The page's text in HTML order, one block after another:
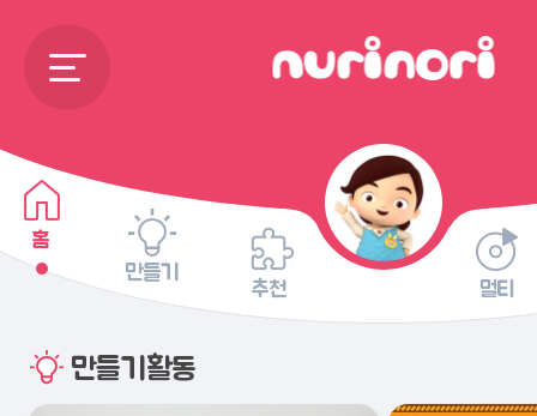
홈
만들기
추천 멀티
만들기활동